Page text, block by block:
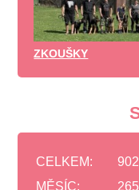
ZKOUŠKY
CELKEM:
MĚSÍC: